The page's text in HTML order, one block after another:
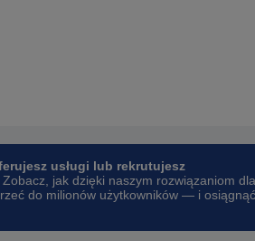
usługi lub rekrutujesz
Zobacz, jak dzięki naszym rozwiązaniom dla
do milionów użytkowników — i osiągnąć